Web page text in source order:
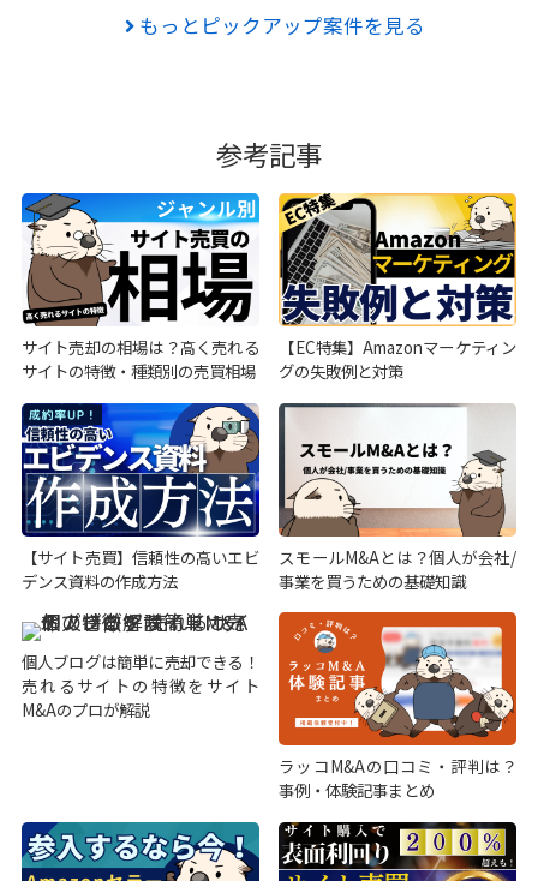
もっとピックアップ案件を見る
参考記事
サイト売却の相場は？高く売れる
サイトの特徴・種類別の売買相場
【EC特集】Amazonマーケティン
グの失敗例と対策
【サイト売買】信頼性の高いエビ
デンス資料の作成方法
スモールM&Aとは？個人が会社/
事業を買うための基礎知識
個人ブログは簡単に売却できる！
売れるサイトの特徴をサイト
M&Aのプロが解説
ラッコM&Aの口コミ・評判は？
事例・体験記事まとめ